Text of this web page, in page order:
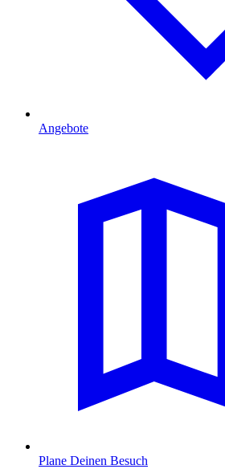
Angebote
Plane Deinen Besuch